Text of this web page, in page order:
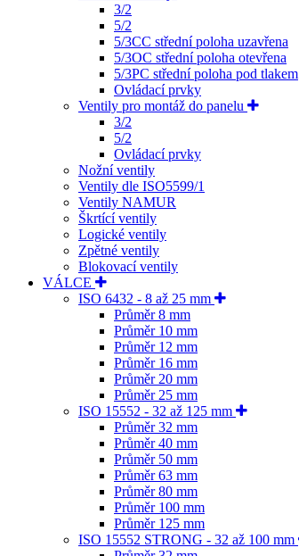
3/2
5/2
5/3CC střední poloha uzavřena
5/3OC střední poloha otevřena
5/3PC střední poloha pod tlakem
Ovládací prvky
Ventily pro montáž do panelu
3/2
5/2
Ovládací prvky
Nožní ventily
Ventily dle ISO5599/1
Ventily NAMUR
Škrtící ventily
Logické ventily
Zpětné ventily
Blokovací ventily
VÁLCE
ISO 6432 - 8 až 25 mm
Průměr 8 mm
Průměr 10 mm
Průměr 12 mm
Průměr 16 mm
Průměr 20 mm
Průměr 25 mm
ISO 15552 - 32 až 125 mm
Průměr 32 mm
Průměr 40 mm
Průměr 50 mm
Průměr 63 mm
Průměr 80 mm
Průměr 100 mm
Průměr 125 mm
ISO 15552 STRONG - 32 až 100 mm